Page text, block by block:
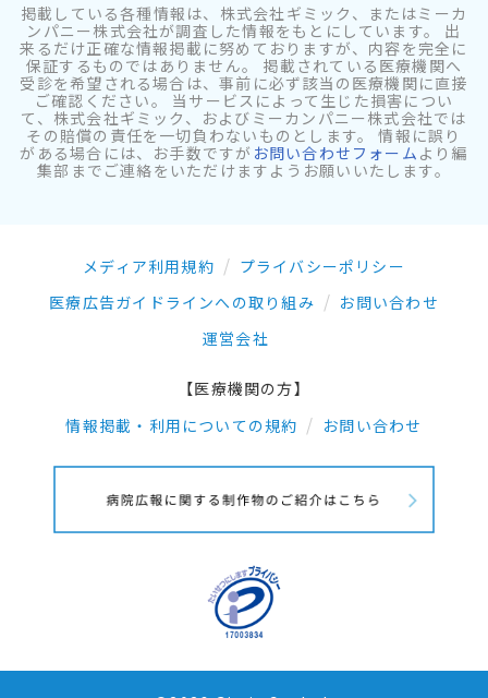
掲載している各種情報は、株式会社ギミック、またはミーカ
ンパニー株式会社が調査した情報をもとにしています。 出
来るだけ正確な情報掲載に努めておりますが、内容を完全に
保証するものではありません。 掲載されている医療機関へ
受診を希望される場合は、事前に必ず該当の医療機関に直接
ご確認ください。 当サービスによって生じた損害につい
て、株式会社ギミック、およびミーカンパニー株式会社では
その賠償の責任を一切負わないものとします。 情報に誤り
がある場合には、お手数ですが お問い合わせフォーム より編
集部までご連絡をいただけますようお願いいたします。
メディア利用規約
プライバシーポリシー
医療広告ガイドラインへの取り組み
お問い合わせ
運営会社
【医療機関の方】
情報掲載・利用についての規約
お問い合わせ